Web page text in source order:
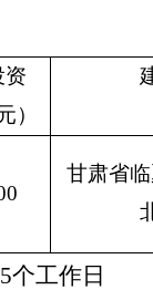
资
）
甘肃省
个工作日